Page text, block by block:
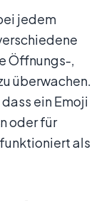
jedem
Öffnungs-,
überwachen.
ein Emoji
oder für
als